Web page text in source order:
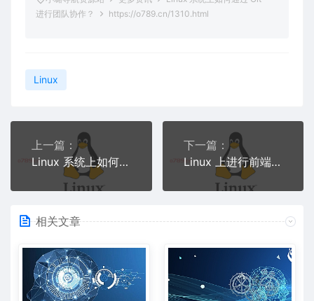
进行团队协作？
https://o789.cn/1310.html
Linux
上一篇：
Linux 系统上如何使用 PyCharm 进行深度学习？
下一篇：
Linux 上进行前端开发的推荐配置是什么？
相关文章